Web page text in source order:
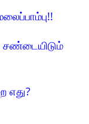
எது?